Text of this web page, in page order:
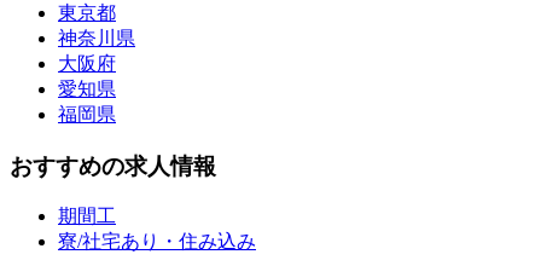
東京都
神奈川県
大阪府
愛知県
福岡県
おすすめの求人情報
期間工
寮/社宅あり・住み込み